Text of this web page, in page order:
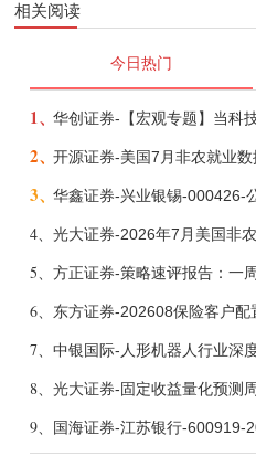
相关阅读
今日热门
1、
2、
3、
4、
5、
6、
7、
8、 光大证券-固定收益量化预测
9、